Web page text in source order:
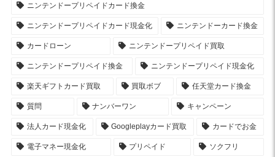
ニンテンドープリペイドカード換金
ニンテンドープリペイドカード現金化 ニンテンドーカード換金
カードローン ニンテンドープリペイド買取
ニンテンドープリペイド換金 ニンテンドープリペイド現金化
楽天ギフトカード買取 買取ボブ 任天堂カード換金
質問 ナンバーワン キャンペーン
法人カード現金化 Googleplayカード買取 カードでお金
電子マネー現金化 プリペイド ソクフリ